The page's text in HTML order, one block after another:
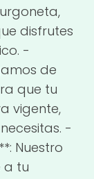
disfrutes
-
de
que tu
vigente,
-
Nuestro
a tu